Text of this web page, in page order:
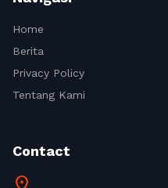
Home
Berita
Privacy Policy
Tentang Kami
Contact